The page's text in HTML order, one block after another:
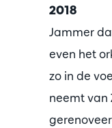
2018
Jammer
even het
zo in de
neemt van